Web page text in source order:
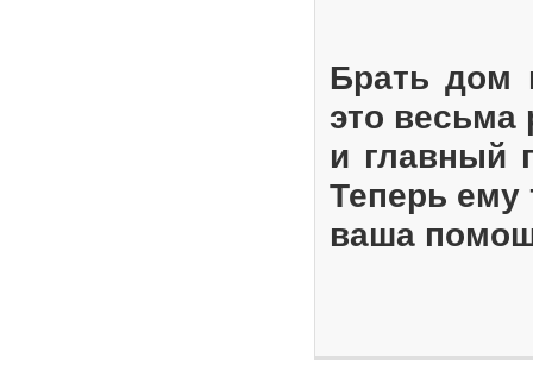
Брать дом
это весьма
и главный
Теперь ему
ваша